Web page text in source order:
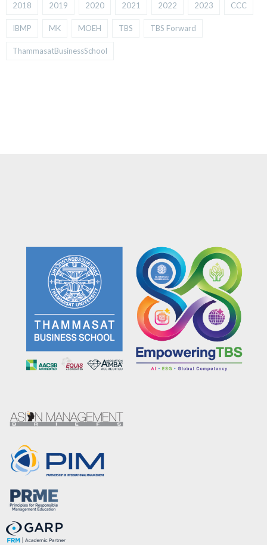
2018 2019 2020 2021 2022 2023 CCC
IBMP MK MOEH TBS TBS Forward
ThammasatBusinessSchool